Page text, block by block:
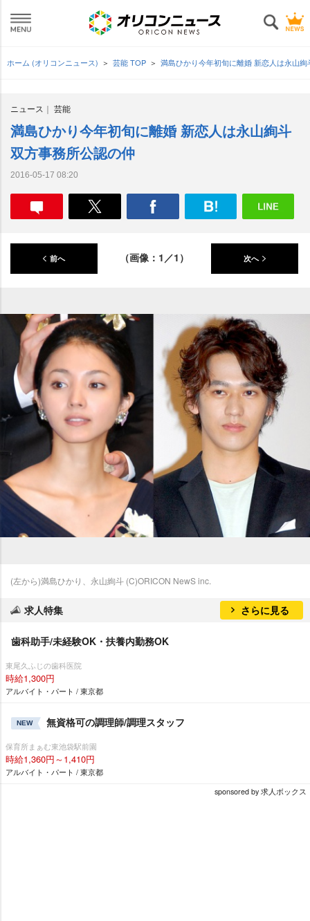
ホーム (オリコンニュース) 芸能 TOP 満島ひかり今年初旬に離婚 新恋人は永山
ニュース 芸能
満島ひかり今年初旬に離婚 新恋人は永山絢斗
双方事務所公認の仲
2016-05-17 08:20
前へ （画像：1／1） 次へ
(左から)満島ひかり、永山絢斗 (C)ORICON NewS inc.
求人特集 さらに見る
歯科助手/未経験OK・扶養内勤務OK
東尾久ふじの歯科医院
時給1,300円
アルバイト・パート / 東京都
NEW 無資格可の調理師/調理スタッフ
保育所まぁむ東池袋駅前園
時給1,360円～1,410円
アルバイト・パート / 東京都
sponsored by 求人ボックス